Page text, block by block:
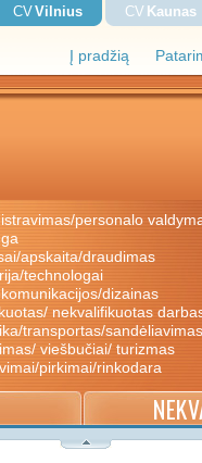
Į pradžią
CVVilnius CV Kaunas
personalo
apskaita/draudimas
technologai
dizainas
nekvalifikuotas
transportas/sandėliavimas
viešbučiai/ turizmas
pirkimai/rinkodara